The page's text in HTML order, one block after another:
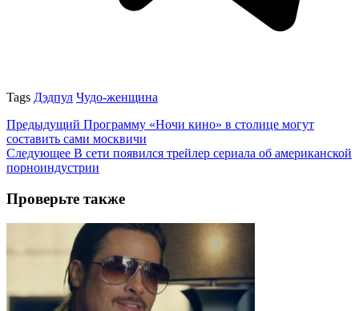
Tags Дэдпул Чудо-женщина
Предыдущий Программу «Ночи кино» в столице могут
составить сами москвичи
Следующее В сети появился трейлер сериала об американской
порноиндустрии
Проверьте также